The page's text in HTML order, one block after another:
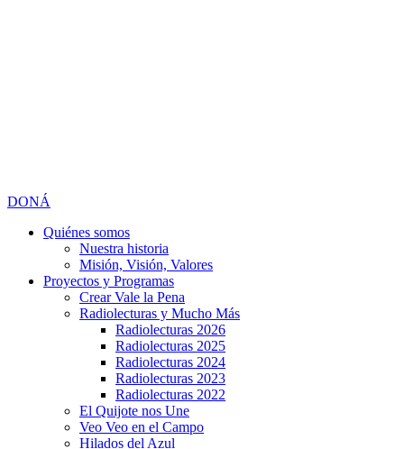
DONÁ
Quiénes somos
Nuestra historia
Misión, Visión, Valores
Proyectos y Programas
Crear Vale la Pena
Radiolecturas y Mucho Más
Radiolecturas 2026
Radiolecturas 2025
Radiolecturas 2024
Radiolecturas 2023
Radiolecturas 2022
El Quijote nos Une
Veo Veo en el Campo
Hilados del Azul